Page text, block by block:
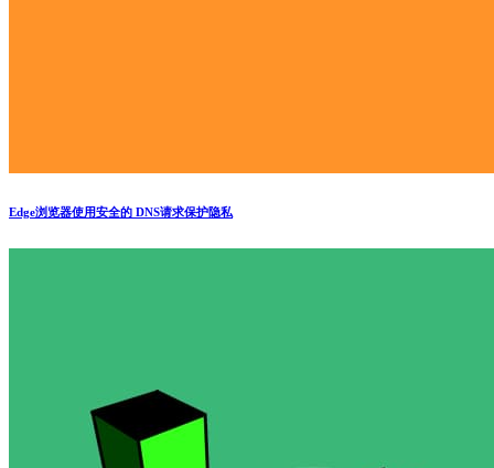
Edge浏览器使用安全的 DNS请求保护隐私